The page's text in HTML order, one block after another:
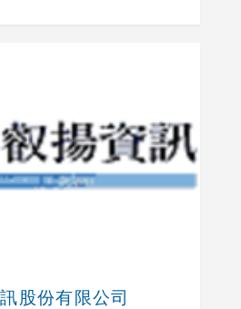
股份有限公司